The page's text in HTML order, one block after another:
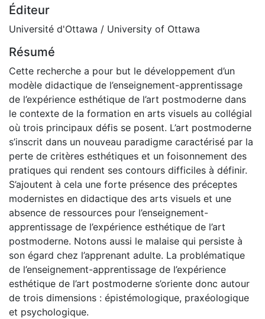
Éditeur
Université d'Ottawa / University of Ottawa
Résumé
Cette recherche a pour but le développement d’un
modèle didactique de l’enseignement-apprentissage
de l’expérience esthétique de l’art postmoderne dans
le contexte de la formation en arts visuels au collégial
où trois principaux défis se posent. L’art postmoderne
s’inscrit dans un nouveau paradigme caractérisé par la
perte de critères esthétiques et un foisonnement des
pratiques qui rendent ses contours difficiles à définir.
S’ajoutent à cela une forte présence des préceptes
modernistes en didactique des arts visuels et une
absence de ressources pour l’enseignement-
apprentissage de l’expérience esthétique de l’art
postmoderne. Notons aussi le malaise qui persiste à
son égard chez l’apprenant adulte. La problématique
de l’enseignement-apprentissage de l’expérience
esthétique de l’art postmoderne s’oriente donc autour
de trois dimensions : épistémologique, praxéologique
et psychologique.